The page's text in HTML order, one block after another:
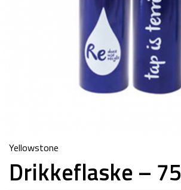
Yellowstone
Drikkeflaske –